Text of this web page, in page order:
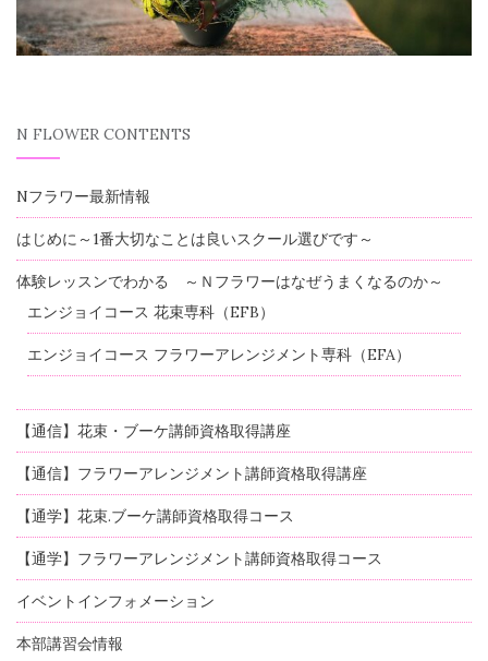
N FLOWER CONTENTS
Nフラワー最新情報
はじめに～1番大切なことは良いスクール選びです～
体験レッスンでわかる ～Ｎフラワーはなぜうまくなるのか～
エンジョイコース 花束専科（EFB）
エンジョイコース フラワーアレンジメント専科（EFA）
【通信】花束・ブーケ講師資格取得講座
【通信】フラワーアレンジメント講師資格取得講座
【通学】花束.ブーケ講師資格取得コース
【通学】フラワーアレンジメント講師資格取得コース
イベントインフォメーション
本部講習会情報